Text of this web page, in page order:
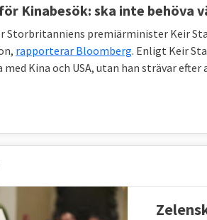
Kinabesök: ska inte behöva
Storbritanniens premiärminister Keir
rapporterar Bloomberg. Enligt Keir
Kina och USA, utan han strävar